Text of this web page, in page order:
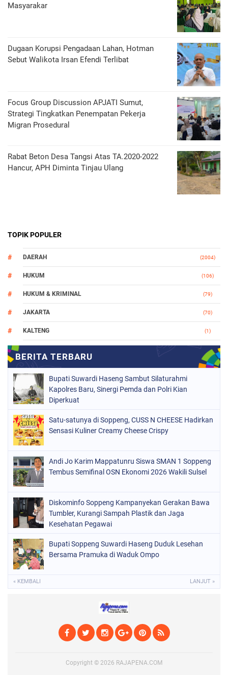
Masyarakar
Dugaan Korupsi Pengadaan Lahan, Hotman
Sebut Walikota Irsan Efendi Terlibat
Focus Group Discussion APJATI Sumut,
Strategi Tingkatkan Penempatan Pekerja
Migran Prosedural
Rabat Beton Desa Tangsi Atas TA.2020-2022
Hancur, APH Diminta Tinjau Ulang
TOPIK POPULER
DAERAH (2004)
HUKUM (106)
HUKUM & KRIMINAL (79)
JAKARTA (70)
KALTENG (1)
(78)
NASIONAL (748)
ORGANISASI
PERISTIWA
POLITIK (157)
POLRI
SOPPENG (1148)
SULSEL
Bupati Suwardi Haseng Sambut Silaturahmi
Kapolres Baru, Sinergi Pemda dan Polri Kian
Diperkuat
Satu-satunya di Soppeng, CUSS N CHEESE Hadirkan
Sensasi Kuliner Creamy Cheese Crispy
Andi Jo Karim Mappatunru Siswa SMAN 1 Soppeng
Tembus Semifinal OSN Ekonomi 2026 Wakili Sulsel
Diskominfo Soppeng Kampanyekan Gerakan Bawa
Tumbler, Kurangi Sampah Plastik dan Jaga
Kesehatan Pegawai
Bupati Soppeng Suwardi Haseng Duduk Lesehan
Bersama Pramuka di Waduk Ompo
« KEMBALI LANJUT »
Copyright © 2026 RAJAPENA.COM